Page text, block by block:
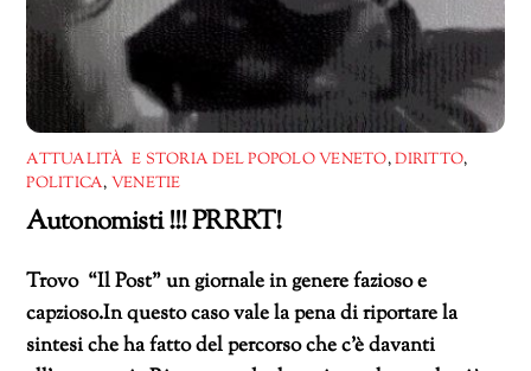
ATTUALITÀ E STORIA DEL POPOLO VENETO,DIRITTO,
POLITICA, VENETIE
Autonomisti !!! PRRRT!
Trovo “Il Post” un giornale in genere fazioso e
capzioso.In questo caso vale la pena di riportare la
sintesi che ha fatto del percorso che c’è davanti